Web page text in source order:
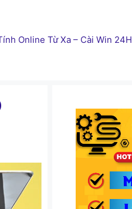
Online Từ Xa – Cài Win 24H